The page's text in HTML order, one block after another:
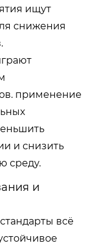
ищут
снижения
применение
и снизить
среду.
и
всё